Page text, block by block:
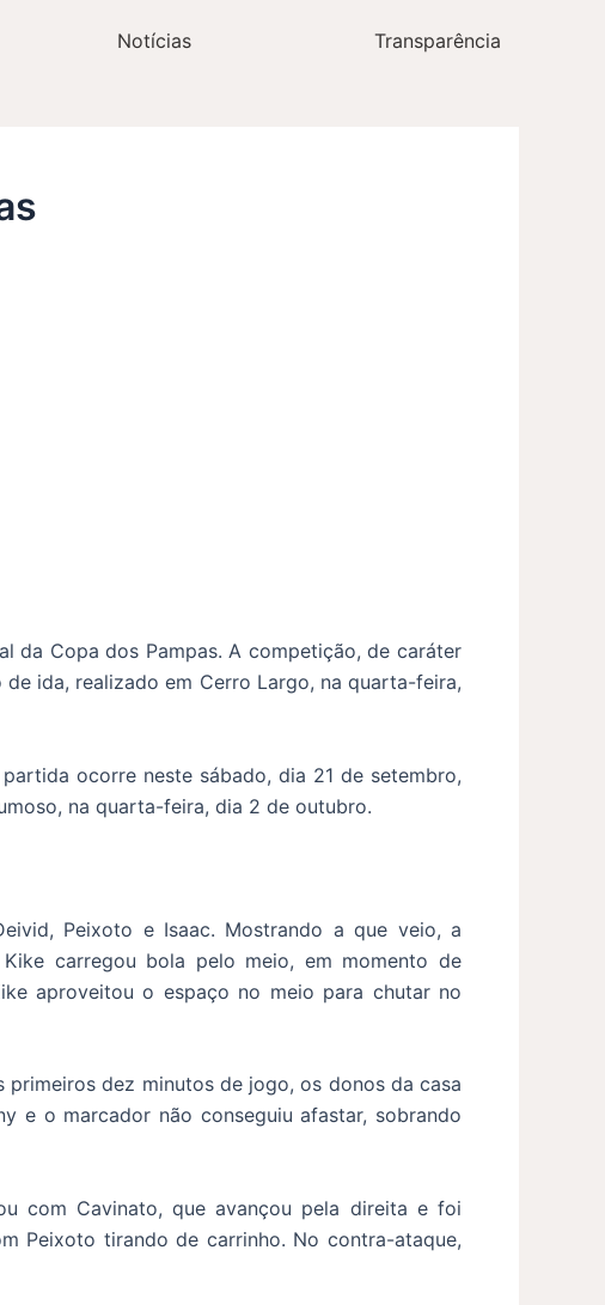
Notícias Transparência
da Copa dos Pampas. A competição, de caráter
ida, realizado em Cerro Largo, na quarta-feira,
ocorre neste sábado, dia 21 de setembro,
na quarta-feira, dia 2 de outubro.
Peixoto e Isaac. Mostrando a que veio, a
carregou bola pelo meio, em momento de
aproveitou o espaço no meio para chutar no
dez minutos de jogo, os donos da casa
e o marcador não conseguiu afastar, sobrando
com Cavinato, que avançou pela direita e foi
Peixoto tirando de carrinho. No contra-ataque,